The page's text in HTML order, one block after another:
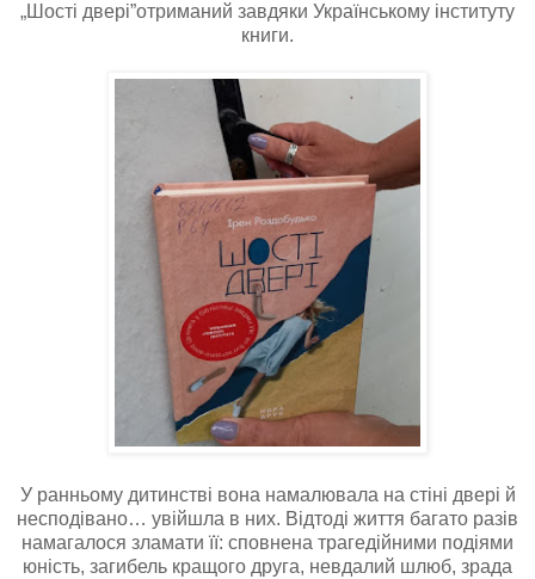
„Шості двері”отриманий завдяки Українському інституту
книги.
У ранньому дитинстві вона намалювала на стіні двері й
несподівано… увійшла в них. Відтоді життя багато разів
намагалося зламати її: сповнена трагедійними подіями
юність, загибель кращого друга, невдалий шлюб, зрада